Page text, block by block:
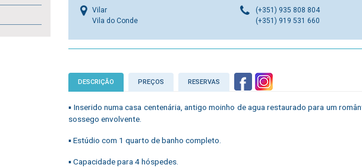
Vilar
Vila do Conde
(+351) 935 808 804​​​
(+351) 919 531 660
DESCRIÇÃO PREÇOS RESERVAS
▪ Inserido numa casa centenária, antigo moinho de agua restaurado para um
sossego envolvente.
▪ Estúdio com 1 quarto de banho completo.
▪ Capacidade para 4 hóspedes.